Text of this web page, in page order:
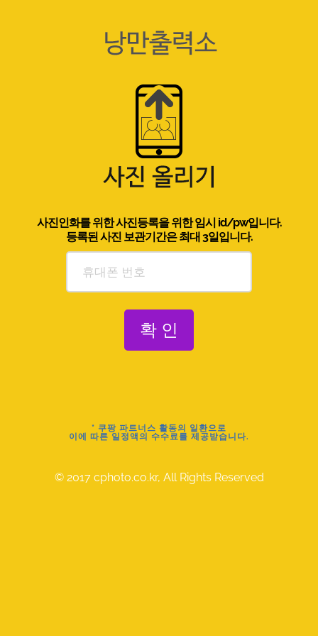
사진인화를 위한 사진등록을 위한 임시 id/pw입니다.
등록된 사진 보관기간은 최대 3일입니다.
* 쿠팡 파트너스 활동의 일환으로
이에 따른 일정액의 수수료를 제공받습니다.
© 2017 cphoto.co.kr, All Rights Reserved